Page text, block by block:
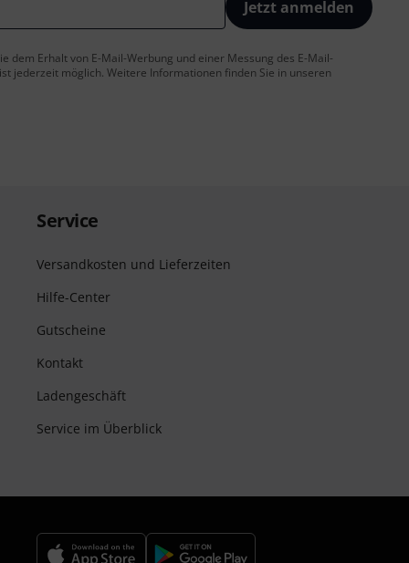
Jetzt anmelden
dem Erhalt von E-Mail-Werbung und einer Messung des E-Mail-
jederzeit möglich. Weitere Informationen finden Sie in unseren
Service
Versandkosten und Lieferzeiten
Hilfe-Center
Gutscheine
Kontakt
Ladengeschäft
Service im Überblick